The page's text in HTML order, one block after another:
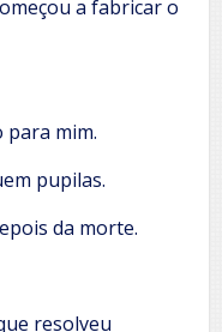
a fabricar o
mim.
pupilas.
da morte.
resolveu